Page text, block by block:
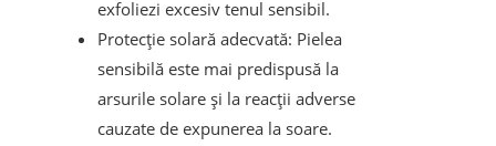
exfoliezi excesiv tenul sensibil.
Protecție solară adecvată: Pielea
sensibilă este mai predispusă la
arsurile solare și la reacții adverse
cauzate de expunerea la soare.